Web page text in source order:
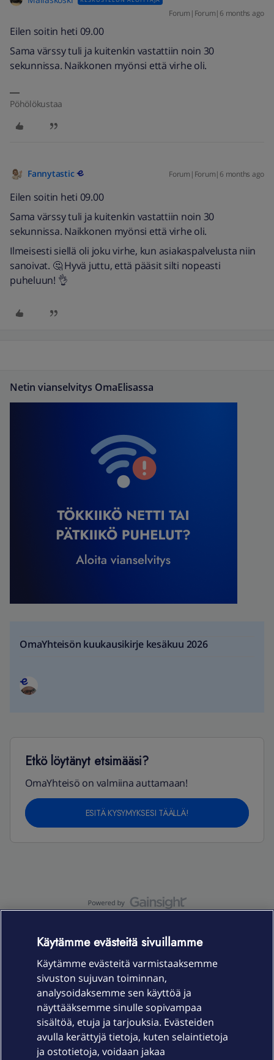
Forum|Forum|6 months ago
Eilen soitin heti 09.00
Sama värssy tuli ja kuitenkin vastattiin noin 30
sekunnissa. Naikkonen myönsi että virhe oli.
Pöhölökustaa
Fannytastic Forum|Forum|6 months ago
Eilen soitin heti 09.00
Sama värssy tuli ja kuitenkin vastattiin noin 30
sekunnissa. Naikkonen myönsi että virhe oli.
Ilmeisesti siellä oli joku virhe, kun asiakaspalvelusta niin
sanoivat. 🤔 Hyvä juttu, että pääsit silti nopeasti
puheluun! 👌
Netin vianselvitys OmaElisassa
OmaYhteisön kuukausikirje kesäkuu 2026
Etkö löytänyt etsimääsi?
OmaYhteisö on valmiina auttamaan!
ESITÄ KYSYMYKSESI TÄÄLLÄ!
Laitteet & liittymät
Palvelut
Käytämme evästeitä sivuillamme
Käytämme evästeitä varmistaaksemme
sivuston sujuvan toiminnan,
analysoidaksemme sen käyttöä ja
näyttääksemme sinulle sopivampaa
sisältöä, etuja ja tarjouksia. Evästeiden
avulla kerättyjä tietoja, kuten selaintietoja
ja ostotietoja, voidaan jakaa